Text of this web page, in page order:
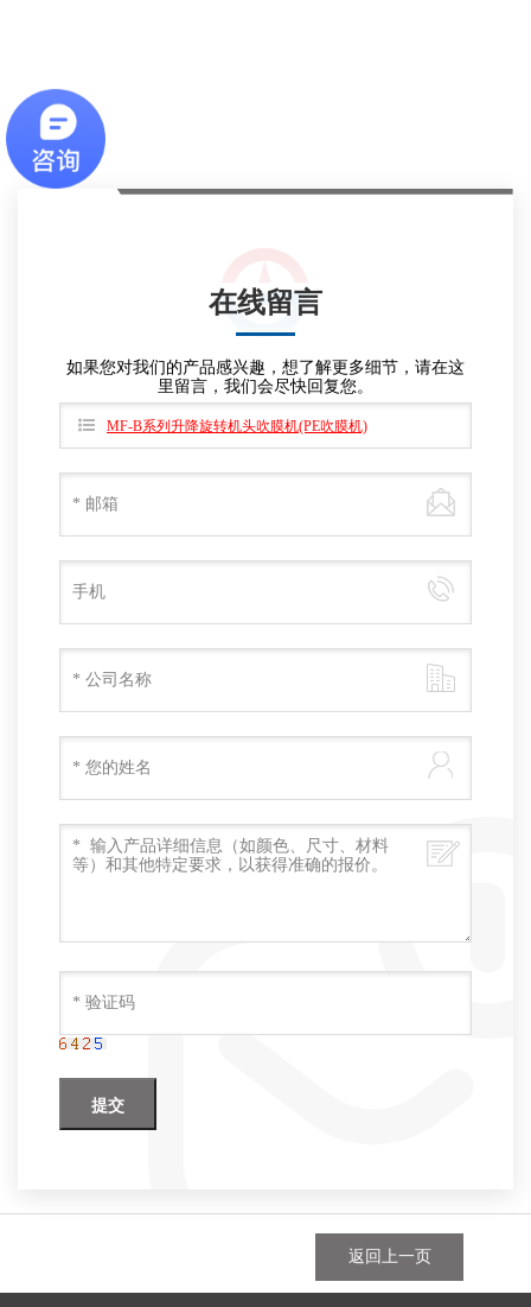
在线留言
如果您对我们的产品感兴趣，想了解更多细节，请在这
里留言，我们会尽快回复您。
MF-B系列升降旋转机头吹膜机(PE吹膜机)
返回上一页